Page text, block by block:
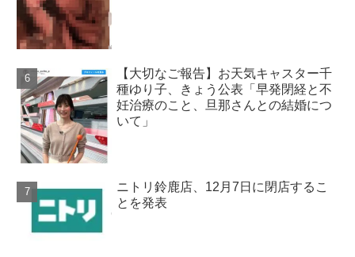
【大切なご報告】お天気キャスター千
種ゆり子、きょう公表「早発閉経と不
妊治療のこと、旦那さんとの結婚につ
いて」
ニトリ鈴鹿店、12月7日に閉店するこ
とを発表